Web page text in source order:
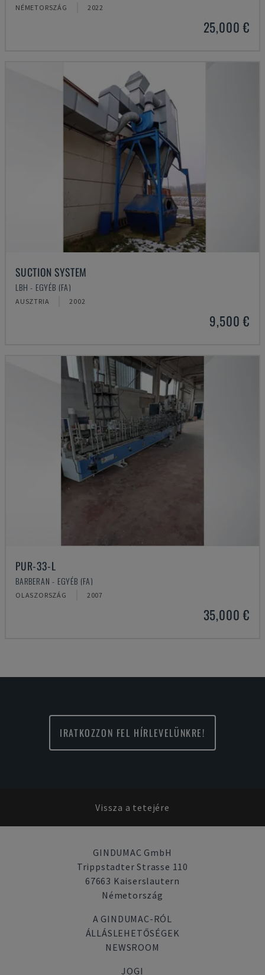
NÉMETORSZÁG 2022
25,000 €
SUCTION SYSTEM
LBH - EGYÉB (FA)
AUSZTRIA 2002
9,500 €
PUR-33-L
BARBERAN - EGYÉB (FA)
OLASZORSZÁG 2007
35,000 €
IRATKOZZON FEL HÍRLEVELÜNKRE!
Vissza a tetejére
GINDUMAC GmbH
Trippstadter Strasse 110
67663 Kaiserslautern
Németország
A GINDUMAC-RÓL
ÁLLÁSLEHETŐSÉGEK
NEWSROOM
JOGI